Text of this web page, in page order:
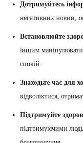
Дотримуйтесь
негативних новин,
Встановлюйте
іншим
спокій.
Знаходьте час для
відволіктися,
Підтримуйте
підтримуючими